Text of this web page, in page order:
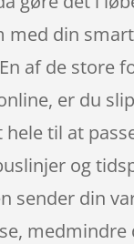
med din
af de store
er du
hele til at
og
sender din